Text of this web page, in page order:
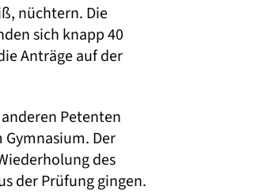
nüchtern. Die
sich knapp 40
Anträge auf der
Petenten
Der
des
der Prüfung gingen.